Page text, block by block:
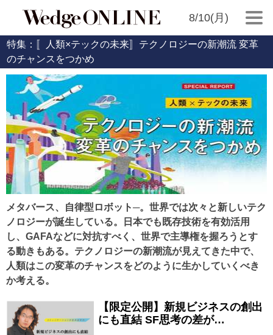
8/10(月)
特集：〚人類×テックの未来〛テクノロジーの新潮流 変革
のチャンスをつかめ
メタバース、自律型ロボット─。世界では次々と新しいテク
ノロジーが誕生している。日本でも既存技術を有効活用
し、GAFAなどに対抗すべく、世界で主導権を握ろうとす
る動きもある。テクノロジーの新潮流が見えてきた中で、
人類はこの変革のチャンスをどのように生かしていくべき
か考える。
【限定公開】新規ビジネスの創出
にも直結 SF思考の差が…